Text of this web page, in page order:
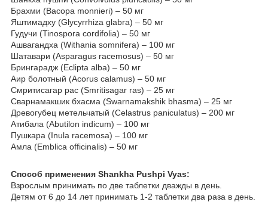
Брахми (Bacopa monnieri) – 50 мг
Яштимадху (Glycyrrhiza glabra) – 50 мг
Гудучи (Tinospora cordifolia) – 50 мг
Ашвагандха (Withania somnifera) – 100 мг
Шатавари (Asparagus racemosus) – 50 мг
Брингарадж (Eclipta alba) – 50 мг
Аир болотный (Acorus calamus) – 50 мг
Смритисагар рас (Smritisagar ras) – 25 мг
Сварнамакшик бхасма (Swarnamakshik bhasma) – 25 мг
Древогубец метельчатый (Celastrus paniculatus) – 200 мг
Атибала (Abutilon indicum) – 100 мг
Пушкара (Inula racemosa) – 100 мг
Амла (Emblica officinalis) – 50 мг
Способ применения Shankha Pushpi Vyas:
Взрослым принимать по две таблетки дважды в день.
Детям от 6 до 14 лет принимать 1-2 таблетки два раза в день.